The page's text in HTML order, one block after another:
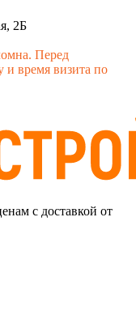
2Б
Перед
и время визита по
с доставкой от